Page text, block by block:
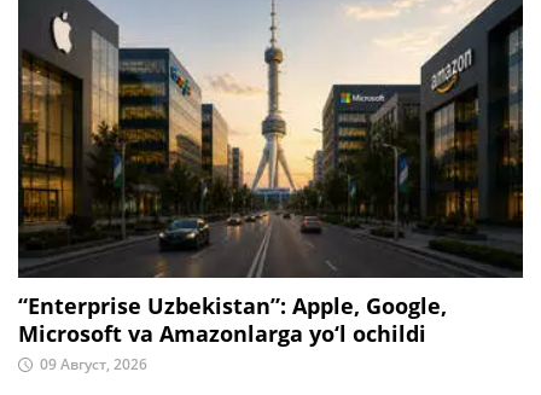
“Enterprise Uzbekistan”: Apple, Google,
Microsoft va Amazonlarga yo‘l ochildi
09 Август, 2026